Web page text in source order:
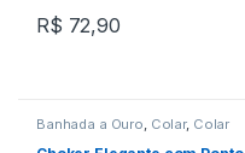
R$ 72,90
Banhada a Ouro, Colar, Colar